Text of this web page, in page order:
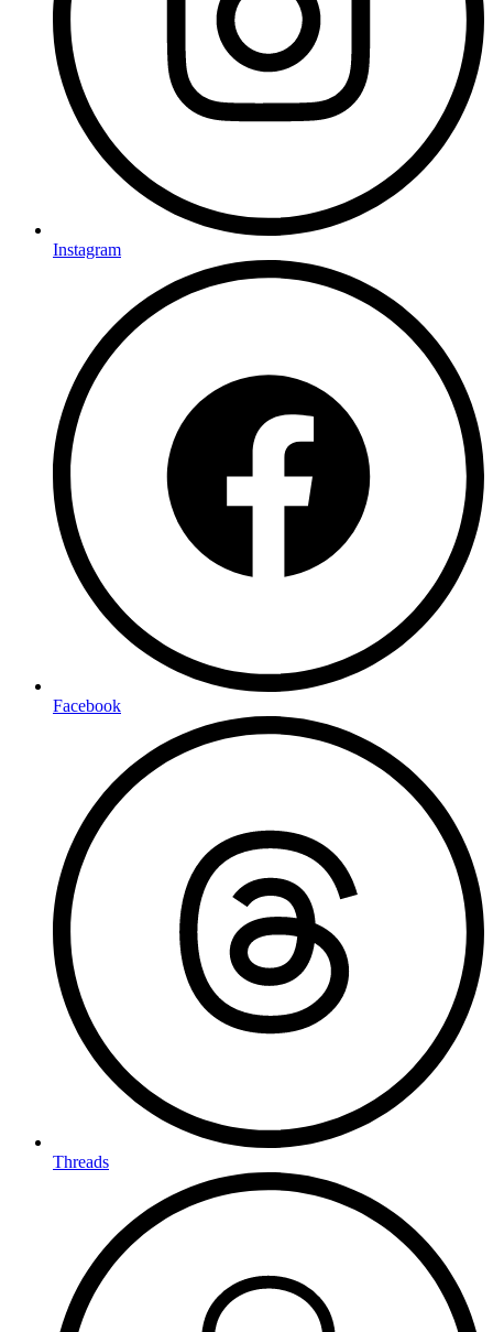
Instagram
Facebook
Threads